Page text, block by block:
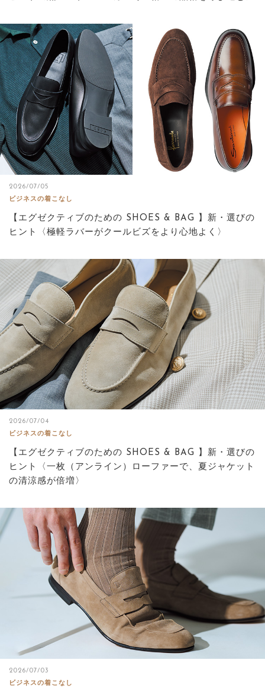
2026/07/05
ビジネスの着こなし
【エグゼクティブのための SHOES & BAG 】新・選びの
ヒント〈極軽ラバーがクールビズをより心地よく〉
2026/07/04
ビジネスの着こなし
【エグゼクティブのための SHOES & BAG 】新・選びの
ヒント〈一枚（アンライン）ローファーで、夏ジャケット
の清涼感が倍増〉
2026/07/03
ビジネスの着こなし